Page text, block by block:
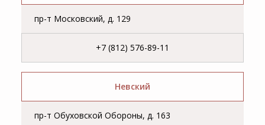
пр-т Московский, д. 129
+7 (812) 576-89-11
Невский
пр-т Обуховской Обороны, д. 163